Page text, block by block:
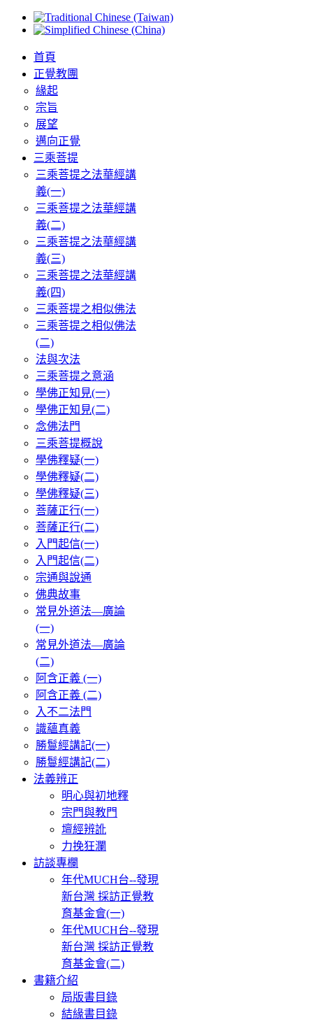
首頁
正覺教團
緣起
宗旨
展望
邁向正覺
三乘菩提
三乘菩提之法華經講
義(一)
三乘菩提之法華經講
義(二)
三乘菩提之法華經講
義(三)
三乘菩提之法華經講
義(四)
三乘菩提之相似佛法
三乘菩提之相似佛法
(二)
法與次法
三乘菩提之意涵
學佛正知見(一)
學佛正知見(二)
念佛法門
三乘菩提概說
學佛釋疑(一)
學佛釋疑(二)
學佛釋疑(三)
菩薩正行(一)
菩薩正行(二)
入門起信(一)
入門起信(二)
宗通與說通
佛典故事
常見外道法—廣論
(一)
常見外道法—廣論
(二)
阿含正義 (一)
阿含正義 (二)
入不二法門
識蘊真義
勝鬘經講記(一)
勝鬘經講記(二)
法義辨正
明心與初地釋
宗門與教門
壇經辨訛
力挽狂瀾
訪談專欄
年代MUCH台--發現
新台灣 採訪正覺教
育基金會(一)
年代MUCH台--發現
新台灣 採訪正覺教
育基金會(二)
書籍介紹
局版書目錄
結緣書目錄